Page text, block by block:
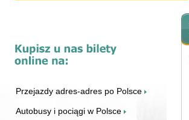
Przejazdy adres-adres po Polsce
Autobusy i pociągi w Polsce